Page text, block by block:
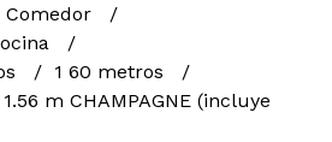
Comedor
1 60 metros
m CHAMPAGNE (incluye